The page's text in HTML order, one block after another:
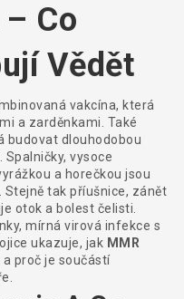
Co
Vědět
vakcína, která
a zarděnkami . Také
budovat dlouhodobou
Spalničky, vysoce
a horečkou jsou
Stejně tak příušnice, zánět
otok a bolest čelisti
, mírná virová infekce s
ukazuje, jak MMR
proč je součástí